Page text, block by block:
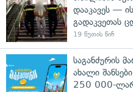
დააკავეს —
გადაკვეთას
19 წუთის წინ
საგანძურის
ახალი
250 000-